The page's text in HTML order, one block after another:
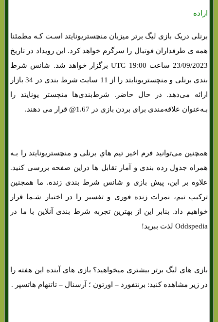
اراده
برنلی دریک بازی لیگ برتر میزبان منچستریونایتد اسـت کـه مطمئنا
همه ی طرفداران فوتبال را سرگرم خواهد کرد. این رویداد در تاریخ
23/09/2023 ساعت 19:00 UTC برگزار خواهد شد. شانس شرط
بندی برنلی و منچستریونایتد را از 11 سایت شرط بندی در 34 بازار
ارائه می‌دهد. در حال حاضر. شرط‌بندی‌ها منچستر یونایتد را
بـه‌عنوان علاقه‌مندی برای بردن بازی در 1.67@ قرار می دهند.
همچنین می‌توانید فرم اخیر تیم هاي‌ برنلی و منچستریونایتد را بـه
همراه جدول رده بندی و آمار تقابل ها دراین صفحه بررسی کنید.
علاوه بر این، پیش بازی و شانس شرط بندی زنده. ما همچنین
ترکیب تیم، نمرات زنده فوری و تفسیر را در اختیار شـما قرار
خواهیم داد. بنابر این از بهترین تجربه شرط بندی آنلاین با ما در
Oddspedia لذت ببرید!
بازی هاي‌ لیگ برتر بیشتری میخواهید؟ بازی هاي‌ آینده این هفته را
در زیر مشاهده کنید: برنتفورد – اورتون ؛ آرسنال – تاتنهام هاتسپر .